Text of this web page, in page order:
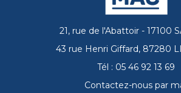
21, rue de l'Abattoir - 17100
43 rue Henri Giffard, 87280
Tél : 05 46 92 13 69
Contactez-nous par